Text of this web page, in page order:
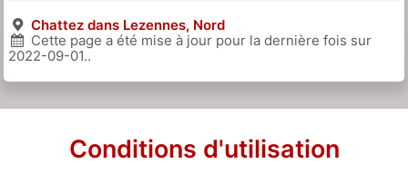
Chattez dans Lezennes, Nord
Cette page a été mise à jour pour la dernière fois sur
2022-09-01..
Conditions d'utilisation